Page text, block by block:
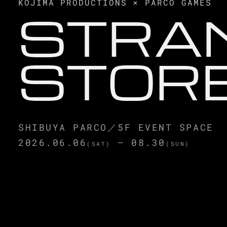
KOJIMA PRODUCTIONS × PARCO GAMES
会場
SHIBUYA PARCO／5F EVENT SPACE
会期
2026.06.06 (SAT) — 08.30 (SUN)